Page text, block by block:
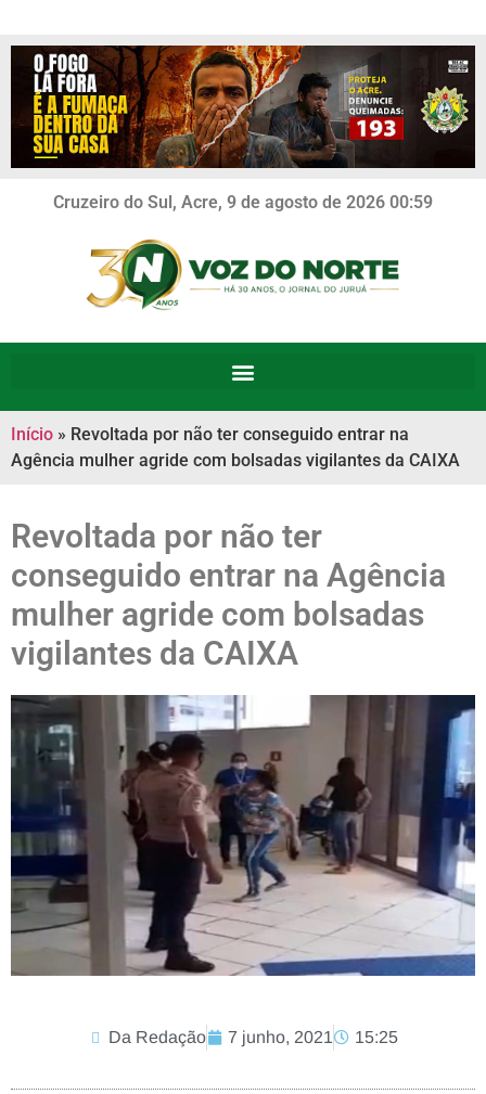
Cruzeiro do Sul, Acre, 9 de agosto de 2026 00:59
Início » Revoltada por não ter conseguido entrar na
Agência mulher agride com bolsadas vigilantes da CAIXA
Revoltada por não ter
conseguido entrar na Agência
mulher agride com bolsadas
vigilantes da CAIXA
Da Redação 7 junho, 2021 15:25